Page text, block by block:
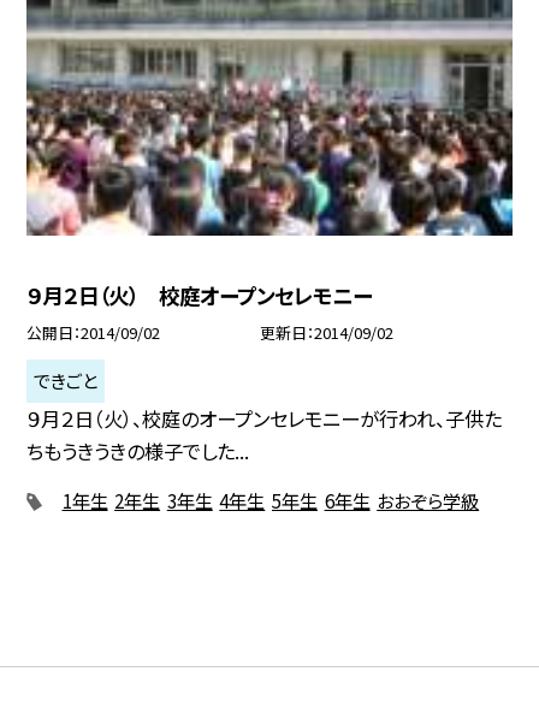
９月２日（火） 校庭オープンセレモニー
公開日 2014/09/02 更新日 2014/09/02
できごと
９月２日（火）、校庭のオープンセレモニーが行われ、子供た
ちもうきうきの様子でした...
1年生 2年生 3年生 4年生 5年生 6年生 おおぞら学級